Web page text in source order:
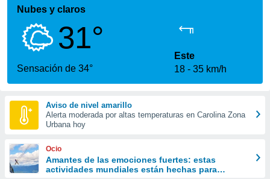
ha
calidad.
a este
las
y
forma
digital
basada
Nubes y claros
31°
Sensación de 34°
Este
18
35 km/h
Aviso de nivel amarillo
Alerta moderada por altas temperaturas en Carolina Zona
Urbana hoy
Ocio
Amantes de las emociones fuertes: estas
actividades mundiales están hechas para